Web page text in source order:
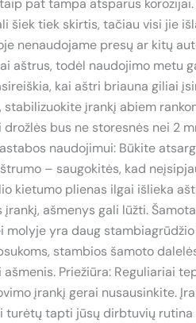
pat tampa atsparus
šiek tiek skirtis, tačiau visi jie
nenaudojame presų ar kitų
aštrus, todėl naudojimo metu
kai aštri briauna giliai
įrankį abiem
bus ne storesnės nei 2
naudojimui: Būkite
– saugokitės, kad
kietumo plienas ilgai išlieka
ašmenys gali lūžti.
molyje yra daug
stambios šamoto
Priežiūra: Reguliariai
įrankį gerai nusausinkite.
turėtų tapti jūsų dirbtuvių